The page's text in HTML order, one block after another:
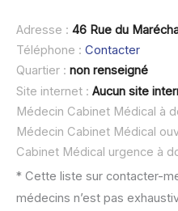
Adresse : 46 Rue du Maréchal
Téléphone : Contacter
Quartier : non renseigné
Site internet : Aucun site
Médecin Cabinet Médical à
Médecin Cabinet Médical
Cabinet Médical urgence à
* Cette liste sur contacter-
médecins n’est pas